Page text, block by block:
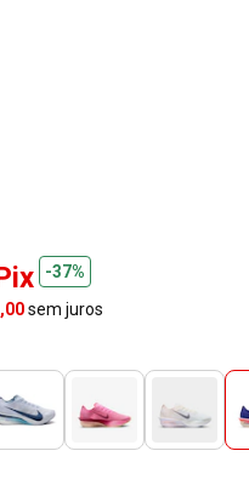
-37%
sem juros